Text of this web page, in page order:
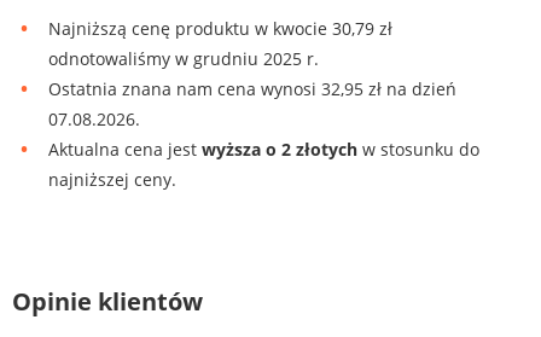
Najniższą cenę produktu w kwocie 30,79 zł
odnotowaliśmy w grudniu 2025 r.
Ostatnia znana nam cena wynosi 32,95 zł na dzień
07.08.2026.
Aktualna cena jest wyższa o 2 złotych w stosunku do
najniższej ceny.
Opinie klientów